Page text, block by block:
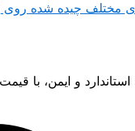
و ایمن، با